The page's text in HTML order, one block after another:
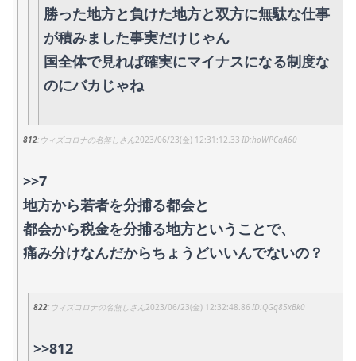
勝った地方と負けた地方と双方に無駄な仕事
が積みました事実だけじゃん
国全体で見れば確実にマイナスになる制度な
のにバカじゃね
812 ウィズコロナの名無しさん 2023/06/23(金) 12:31:12.33 hoWPCqA60
>>7
地方から若者を分捕る都会と
都会から税金を分捕る地方ということで、
痛み分けなんだからちょうどいいんでないの？
822 ウィズコロナの名無しさん 2023/06/23(金) 12:32:48.86 QGq85xBk0
>>812